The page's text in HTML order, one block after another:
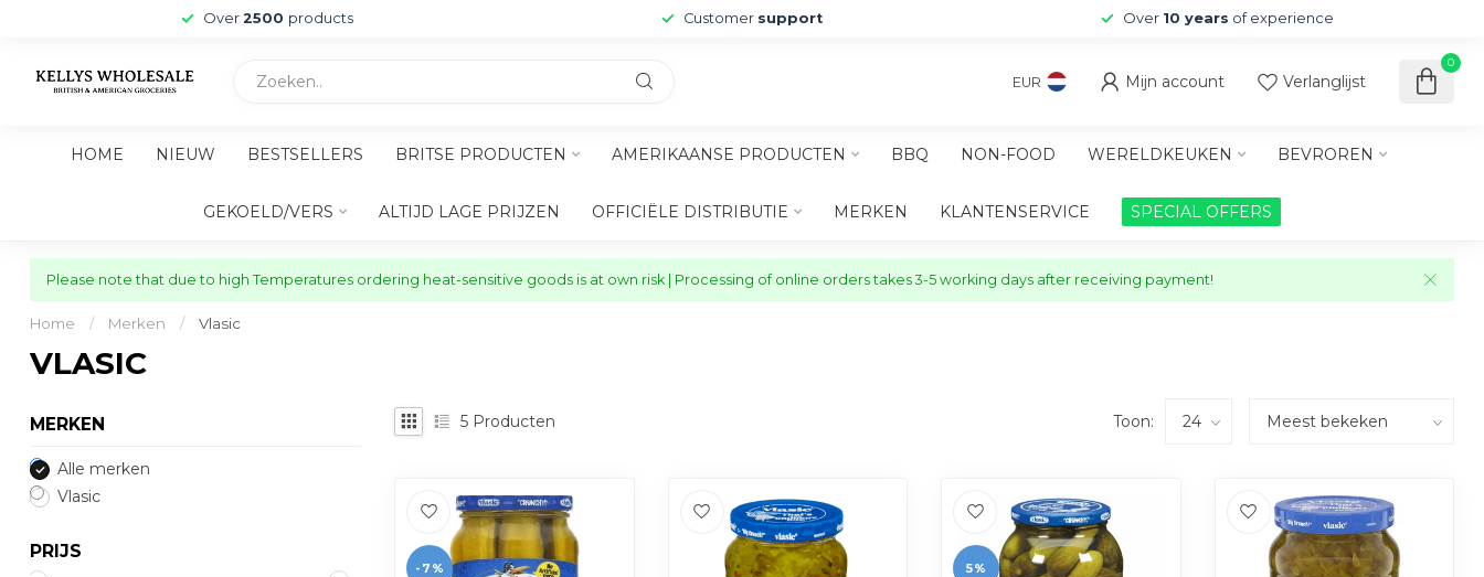
Over 2500 products Customer support Over 10 years of experience
EUR Mijn account Verlanglijst
0
HOME NIEUW BESTSELLERS BRITSE PRODUCTEN AMERIKAANSE PRODUCTEN BBQ NON-FOOD WERELDKEUKEN BEVROREN
GEKOELD/VERS ALTIJD LAGE PRIJZEN OFFICIËLE DISTRIBUTIE MERKEN KLANTENSERVICE SPECIAL OFFERS
Please note that due to high Temperatures ordering heat-sensitive goods is at own risk | Processing of online orders takes 3-5 working days after receiving payment!
Home / Merken / Vlasic
VLASIC
MERKEN
Alle merken
Vlasic
PRIJS
5 Producten Toon:
-7% 5%